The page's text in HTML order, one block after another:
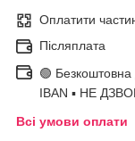
Оплатити
Післяплата
🟢 Безкоштовна
IBAN ▪ НЕ
Всі умови оплати